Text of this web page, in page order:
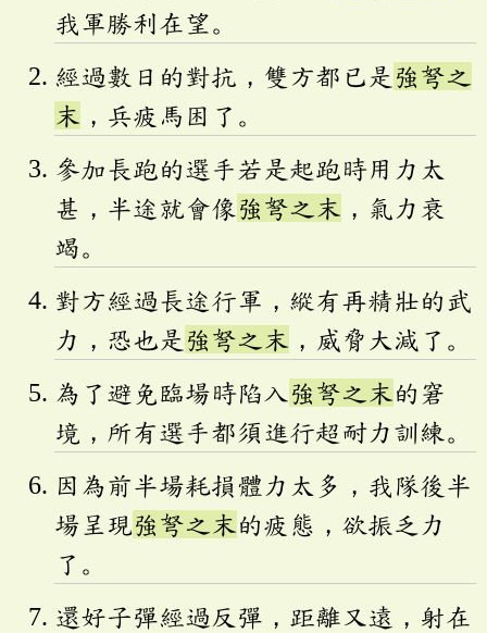
我軍勝利在望。
經過數日的對抗，雙方都已是 強弩之
末 ，兵疲馬困了。
參加長跑的選手若是起跑時用力太
甚，半途就會像強弩之末 ，氣力衰
竭。
對方經過長途行軍，縱有再精壯的武
力，恐也是 強弩之末 ，威脅大減了。
為了避免臨場時陷入強弩之末的窘
境，所有選手都須進行超耐力訓練。
因為前半場耗損體力太多，我隊後半
場呈現強弩之末的疲態，欲振乏力
了。
還好子彈經過反彈，距離又遠，射在